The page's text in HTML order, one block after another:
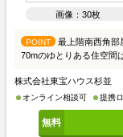
画像：30枚
POINT
最上階南西角部
70mのゆとりある住空間
株式会社東宝ハウス杉並
オンライン相談可 提携